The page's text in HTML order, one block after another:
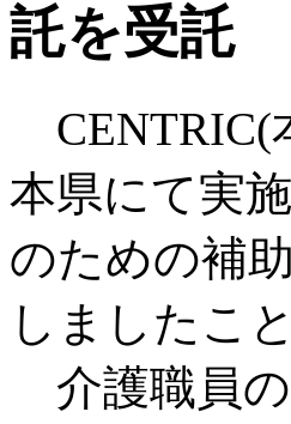
託を受託
CENTRIC(
本県にて実
のための補
しましたこ
介護職員の